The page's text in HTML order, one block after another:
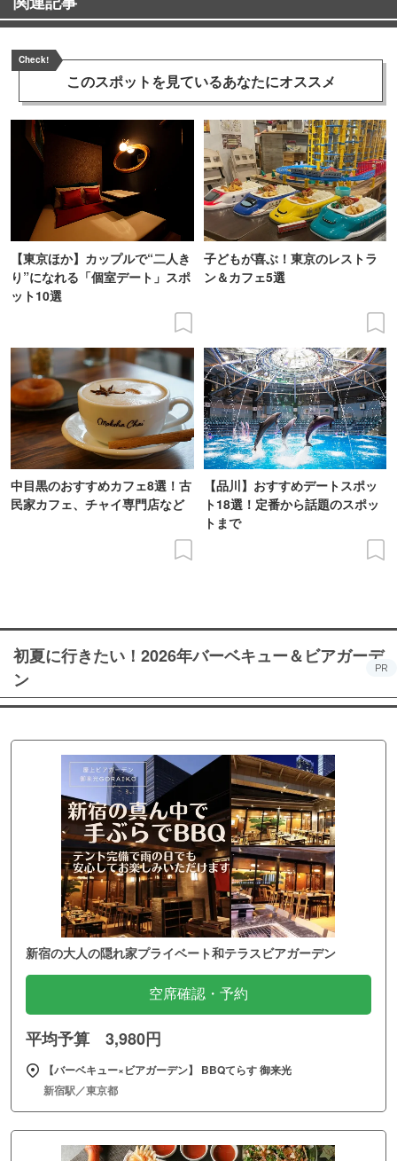
Check!
このスポットを見ているあなたにオススメ
【東京ほか】カップルで“二人き
り”になれる「個室デート」スポ
ット10選
子どもが喜ぶ！東京のレストラ
ン＆カフェ5選
中目黒のおすすめカフェ8選！古
民家カフェ、チャイ専門店など
【品川】おすすめデートスポッ
ト18選！定番から話題のスポッ
トまで
初夏に行きたい！2026年バーベキュー＆ビアガーデ
ン
PR
新宿の大人の隠れ家プライベート和テラスビアガーデン
空席確認・予約
平均予算 3,980円
【バーベキュー×ビアガーデン】 BBQてらす 御来光
新宿駅／東京都